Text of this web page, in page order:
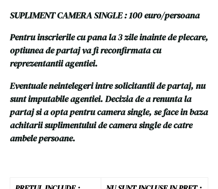
SUPLIMENT CAMERA SINGLE : 100 euro/persoana
Pentru inscrierile cu pana la 3 zile inainte de plecare,
optiunea de partaj va fi reconfirmata cu
reprezentantii agentiei.
Eventuale neintelegeri intre solicitantii de partaj, nu
sunt imputabile agentiei. Decizia de a renunta la
partaj si a opta pentru camera single, se face in baza
achitarii suplimentului de camera single de catre
ambele persoane.